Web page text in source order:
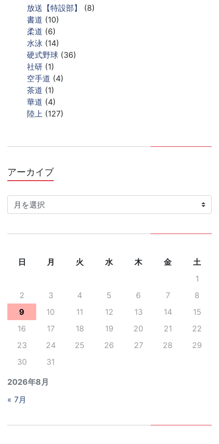
放送【特設部】
(8)
書道 (10)
柔道 (6)
水泳 (14)
硬式野球 (36)
社研 (1)
空手道 (4)
茶道 (1)
華道 (4)
陸上 (127)
アーカイブア
ー
カ
2026年8月
日 月 火 水 木 金
土
1
2
3 4 5 6 7
8
9
10 11 12 13 14
15
16
17 18 19 20 21
22
23
24 25 26 27 28
29
30
31
« 7月